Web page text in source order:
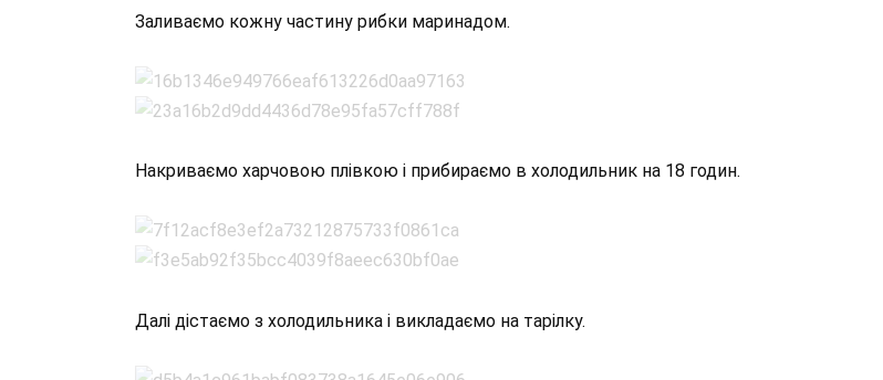
Заливаємо кожну частину рибки маринадом.
Накриваємо харчовою плівкою і прибираємо в холодильник на 18 годин.
Далі дістаємо з холодильника і викладаємо на тарілку.